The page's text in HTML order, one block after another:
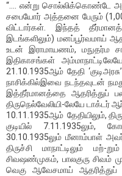
“…. என்று சொல்லிக்கொண்டே
சபையோர் அத்தனை பேரும்
விட்டார்கள். இந்தத்
இடங்களிலும்) மனப்பூர்வமாய்
உடன் இராமாயணம், மநுதர்ம
இதிகாசங்கள்
21.10.1935ஆம் தேதி
நாசிக்கில்இவை நடந்தவுடன்
இத்தீர்மானத்தை ஆதரித்துப் பல
திருநெல்வேலியி-லேயே
10.11.1935ஆம் தேதியிலும்,
குடியில் 7.11.1935லும்,
30.10.1935லும் மீனாம்பாள்
திருச்சி மாநாட்டிலும்
சிவஷண்முகம், பாலகுரு சிவம்
வெகு ஆவேசமாய் ஆதரித்துப்